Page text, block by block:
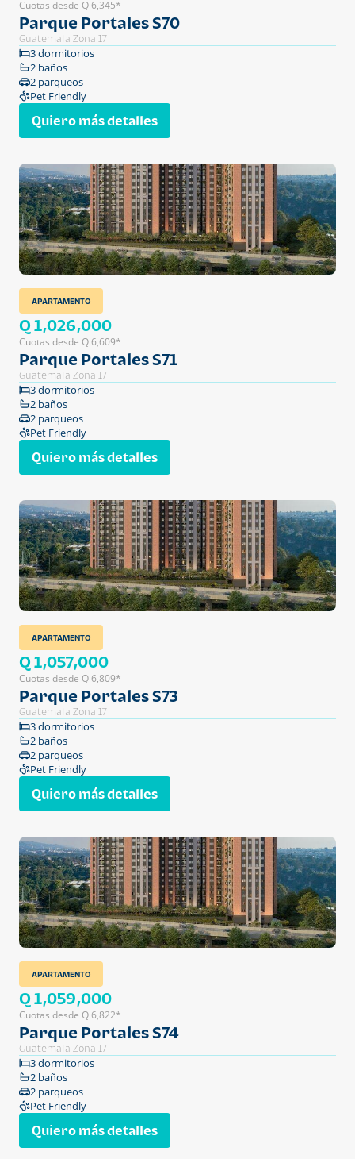
Cuotas desde Q 6,345*
Parque Portales S70
Guatemala Zona 17
3 dormitorios
2 baños
2 parqueos
Pet Friendly
Quiero más detalles
APARTAMENTO
Q 1,026,000
Cuotas desde Q 6,609*
Parque Portales S71
Guatemala Zona 17
3 dormitorios
2 baños
2 parqueos
Pet Friendly
Quiero más detalles
APARTAMENTO
Q 1,057,000
Cuotas desde Q 6,809*
Parque Portales S73
Guatemala Zona 17
3 dormitorios
2 baños
2 parqueos
Pet Friendly
Quiero más detalles
APARTAMENTO
Q 1,059,000
Cuotas desde Q 6,822*
Parque Portales S74
Guatemala Zona 17
3 dormitorios
2 baños
2 parqueos
Pet Friendly
Quiero más detalles